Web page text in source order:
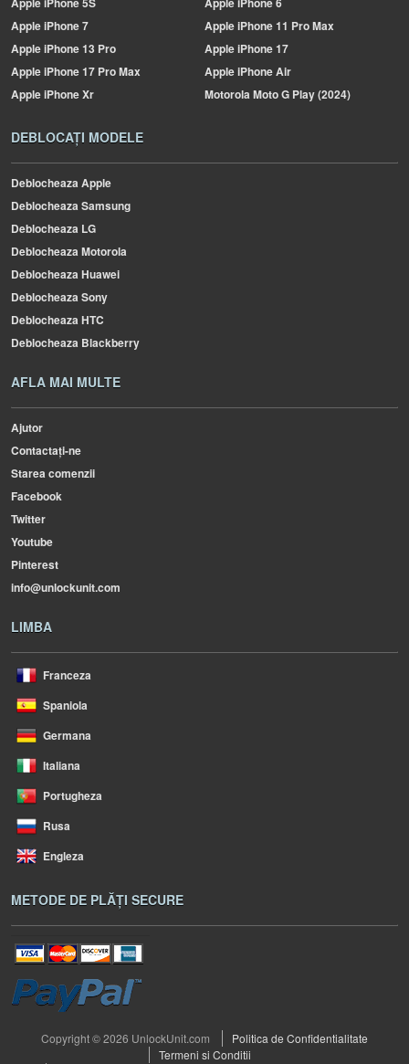
AppleiPhone 7 AppleiPhone 11 Pro Max
AppleiPhone 13 Pro AppleiPhone 17
AppleiPhone 17 Pro Max AppleiPhone Air
AppleiPhone Xr MotorolaMoto G Play (2024)
DEBLOCAȚI MODELE
Deblocheaza Apple
Deblocheaza Samsung
Deblocheaza LG
Deblocheaza Motorola
Deblocheaza Huawei
Deblocheaza Sony
Deblocheaza HTC
Deblocheaza Blackberry
AFLA MAI MULTE
Ajutor
Contactați-ne
Starea comenzii
Facebook
Twitter
Youtube
Pinterest
info@unlockunit.com
LIMBA
Franceza
Spaniola
Germana
Italiana
Portugheza
Rusa
Engleza
METODE DE PLĂȚI SECURE
Copyright © 2026 UnlockUnit.com
Politica de Confidentialitate
Termeni si Conditii